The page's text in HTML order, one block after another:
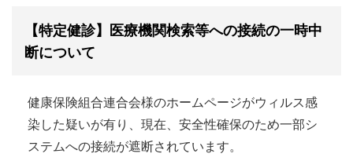
【特定健診】医療機関検索等への接続の一時中
断について
健康保険組合連合会様のホームページがウィルス感
染した疑いが有り、現在、安全性確保のため一部シ
ステムへの接続が遮断されています。